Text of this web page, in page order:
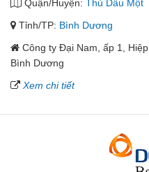
Quận/Huyện: Thủ Dầu Một
Tỉnh/TP: Bình Dương
Công ty Đại Nam, ấp 1,
Bình Dương
Xem chi tiết